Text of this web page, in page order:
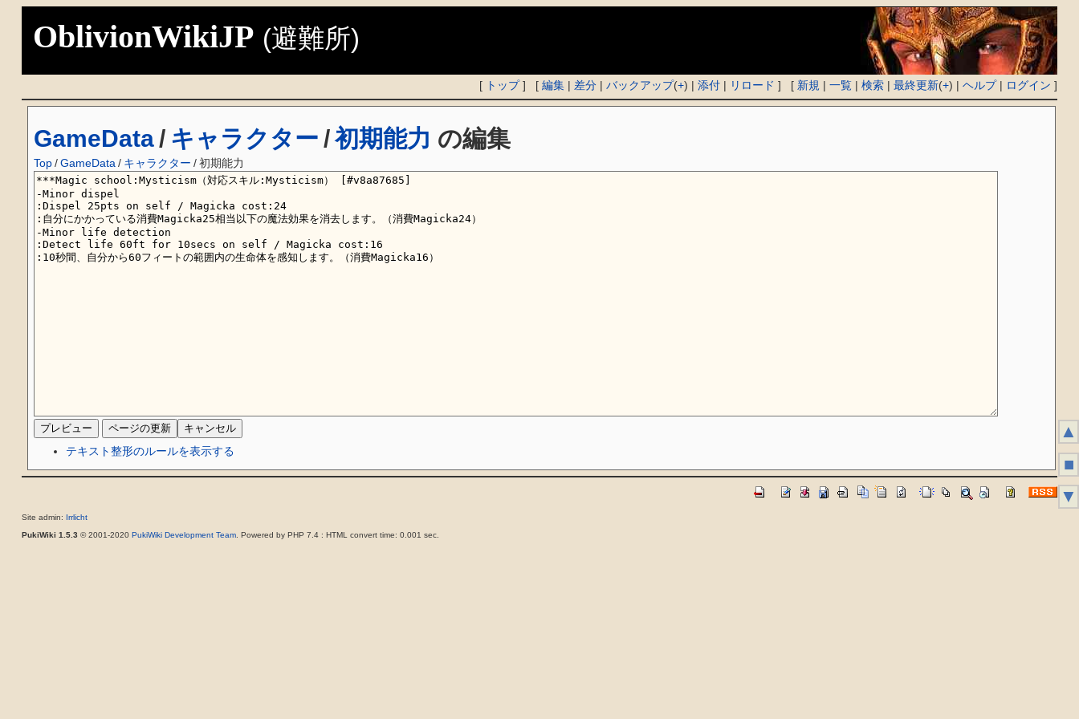
OblivionWikiJP (避難所)
[ トップ] [編集 | 差分 |バックアップ(+) |添付 | リロード ] [ 新規 |一覧 |検索 |最終更新(+) |ヘルプ| ログイン ]
GameData / キャラクター /初期能力 の編集
Top/GameData / キャラクター / 初期能力
テキスト整形のルールを表示する
Site admin: Irrlicht
PukiWiki 1.5.3 © 2001-2020 PukiWiki Development Team. Powered by PHP 7.4 : HTML convert time: 0.001 sec.
▲
■
▼